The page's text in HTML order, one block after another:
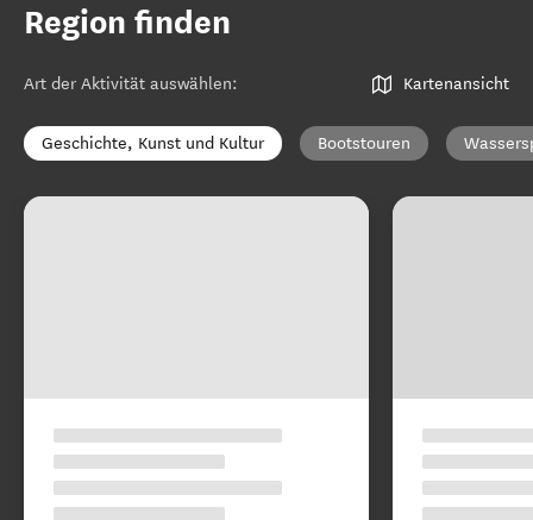
Region finden
Art der Aktivität auswählen: Kartenansicht
Geschichte, Kunst und Kultur Bootstouren